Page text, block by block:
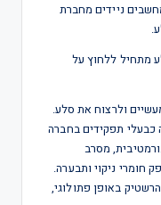
ניידים מחברת
וסלע מתחיל ללחוץ על
ולרצוח את סלע.
כבעלי תפקידים בחברה
מסרב
חומרי ניקוי ותבערה.
באופן פתולוגי,